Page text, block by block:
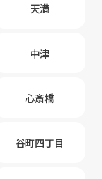
天満
中津
心斎橋
谷町四丁目